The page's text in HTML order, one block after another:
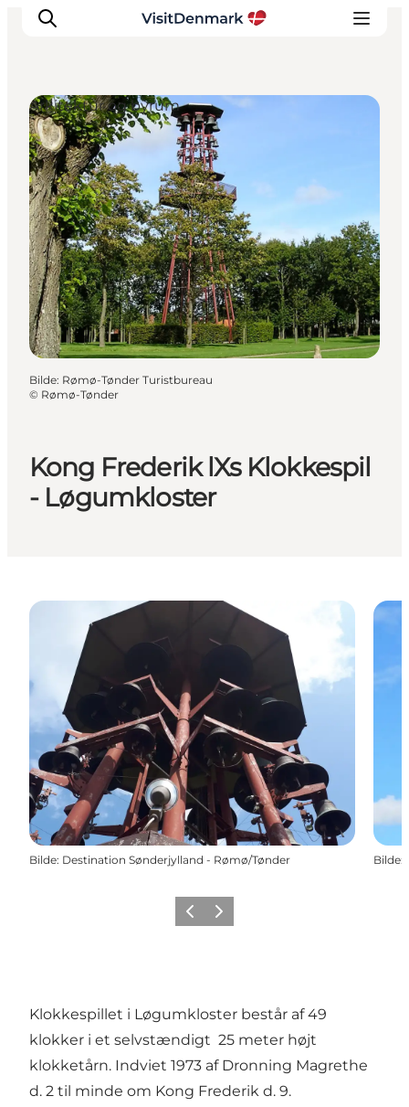
Inspirasjon
Reisemål
Aktiviteter
Overnatting
Planlegg reisen
Kong Frederik lXs Klokkespil
- Løgumkloster
Arkitektur og byrum
Bilde: Rømø-Tønder Turistbureau
© Rømø-Tønder
Bilde: Destination Sønderjylland - Rømø/Tønder Bilde:
ForrigeNeste
Klokkespillet i Løgumkloster består af 49
klokker i et selvstændigt 25 meter højt
klokketårn. Indviet 1973 af Dronning Magrethe
d. 2 til minde om Kong Frederik d. 9.